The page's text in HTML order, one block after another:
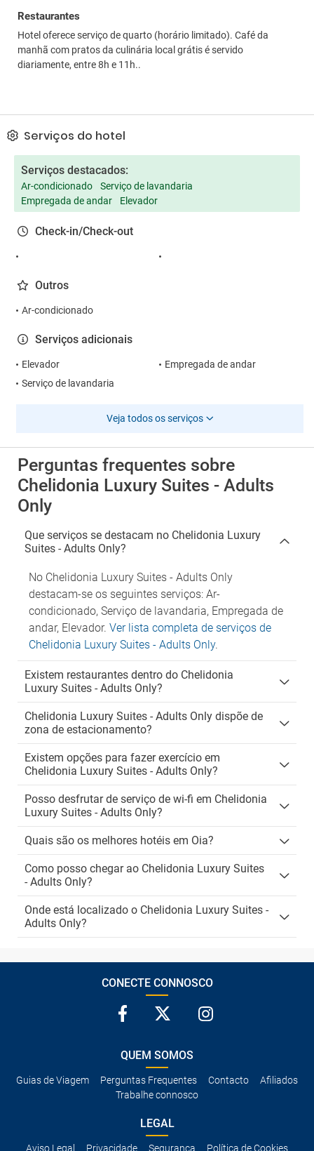
Restaurantes
Hotel oferece serviço de quarto (horário limitado). Café da
manhã com pratos da culinária local grátis é servido
diariamente, entre 8h e 11h..
Serviços do hotel
Serviços destacados:
Ar-condicionado
Serviço de lavandaria
Empregada de andar
Elevador
Check-in/Check-out
Outros
Ar-condicionado
Serviços adicionais
Elevador
Empregada de andar
Serviço de lavandaria
Veja todos os serviços
Perguntas frequentes sobre
Chelidonia Luxury Suites - Adults
Only
Que serviços se destacam no Chelidonia Luxury
Suites - Adults Only?
No Chelidonia Luxury Suites - Adults Only
destacam-se os seguintes serviços: Ar-
condicionado, Serviço de lavandaria, Empregada de
andar, Elevador. Ver lista completa de serviços de
Chelidonia Luxury Suites - Adults Only.
Existem restaurantes dentro do Chelidonia
Luxury Suites - Adults Only?
Chelidonia Luxury Suites - Adults Only dispõe de
zona de estacionamento?
Existem opções para fazer exercício em
Chelidonia Luxury Suites - Adults Only?
Posso desfrutar de serviço de wi-fi em Chelidonia
Luxury Suites - Adults Only?
Quais são os melhores hotéis em Oia?
Como posso chegar ao Chelidonia Luxury Suites
- Adults Only?
Onde está localizado o Chelidonia Luxury Suites -
Adults Only?
CONECTE CONNOSCO
QUEM SOMOS
Guias de Viagem Perguntas Frequentes Contacto
Afiliados
Trabalhe connosco
LEGAL
Aviso Legal Privacidade Segurança Política de Cookies